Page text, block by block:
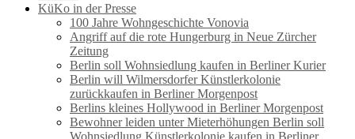
KüKo in der Presse
100 Jahre Wohngeschichte Vonovia
Angriff auf die rote Hungerburg in Neue Zürcher
Zeitung
Berlin soll Wohnsiedlung kaufen in Berliner Kurier
Berlin will Wilmersdorfer Künstlerkolonie
zurückkaufen in Berliner Morgenpost
Berlins kleines Hollywood in Berliner Morgenpost
Bewohner leiden unter Mieterhöhungen Berlin soll
Wohnsiedlung Künstlerkolonie kaufen in Berliner